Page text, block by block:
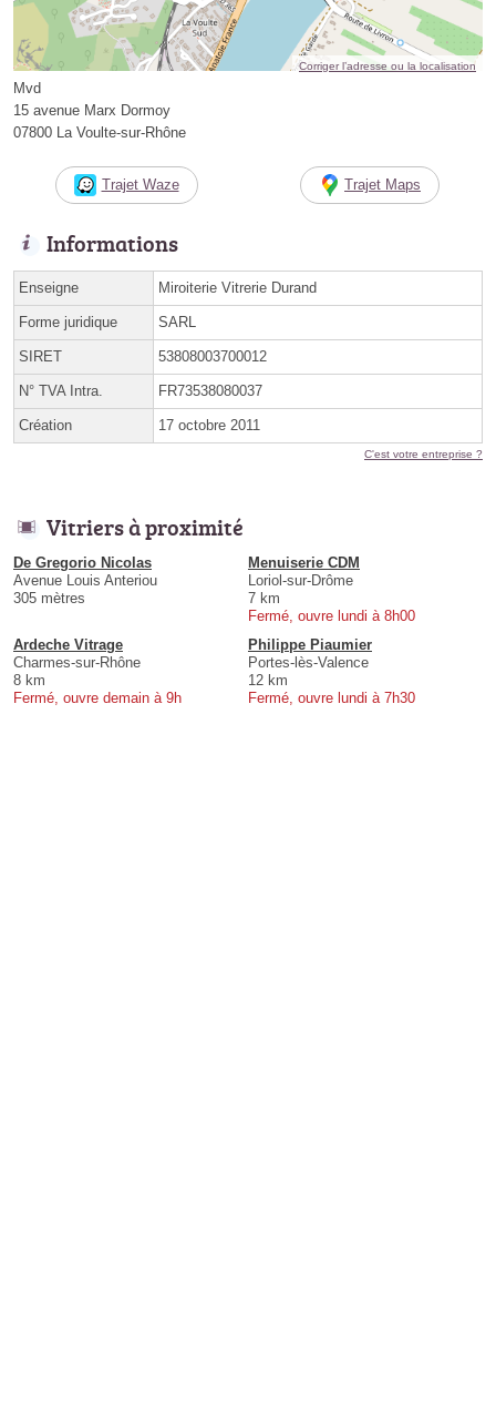
Corriger l’adresse ou la localisation
Mvd
15 avenue Marx Dormoy
07800 La Voulte-sur-Rhône
Trajet Waze Trajet Maps
Informations
Enseigne Miroiterie Vitrerie Durand
Forme juridique SARL
SIRET 53808003700012
N° TVA Intra. FR73538080037
Création 17 octobre 2011
C'est votre entreprise ?
Vitriers à proximité
De Gregorio Nicolas
Avenue Louis Anteriou
305 mètres
Menuiserie CDM
Loriol-sur-Drôme
7 km
Fermé, ouvre lundi à 8h00
Ardeche Vitrage
Charmes-sur-Rhône
8 km
Fermé, ouvre demain à 9h
Philippe Piaumier
Portes-lès-Valence
12 km
Fermé, ouvre lundi à 7h30